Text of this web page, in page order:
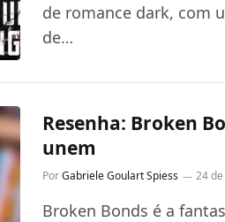
de romance dark, com
de…
Resenha: Broken
unem
Por Gabriele Goulart Spiess 24
Broken Bonds é a